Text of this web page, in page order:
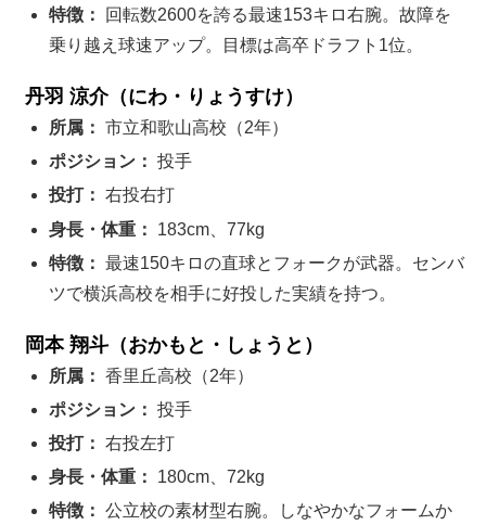
特徴：
回転数2600を誇る最速153キロ右腕。故障を
乗り越え球速アップ。目標は高卒ドラフト1位。
丹羽 涼介（にわ・りょうすけ）
所属： 市立和歌山高校（2年）
ポジション： 投手
投打： 右投右打
身長・体重：
183cm、77kg
特徴： 最速150キロの直球とフォークが武器。センバ
ツで横浜高校を相手に好投した実績を持つ。
岡本 翔斗（おかもと・しょうと）
所属： 香里丘高校（2年）
ポジション： 投手
投打： 右投左打
身長・体重：
180cm、72kg
特徴： 公立校の素材型右腕。しなやかなフォームか